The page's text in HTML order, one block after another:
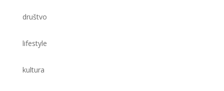
društvo
lifestyle
kultura